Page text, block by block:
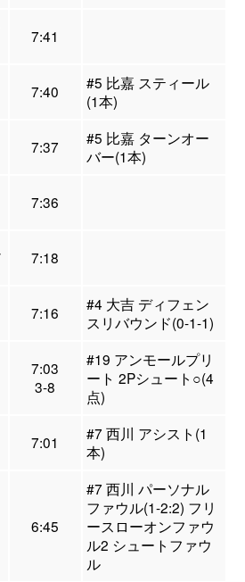
7:41
7:40
#5 比嘉 スティール
(1本)
7:37
#5 比嘉 ターンオー
バー(1本)
7:36
7:18
7:16
#4 大吉 ディフェン
スリバウンド(0-1-1)
7:03
3-8
#19 アンモールプリ
ート 2Pシュート○(4
点)
7:01
#7 西川 アシスト(1
本)
6:45
#7 西川 パーソナル
ファウル(1-2:2) フリ
ースローオンファウ
ル2 シュートファウ
ル